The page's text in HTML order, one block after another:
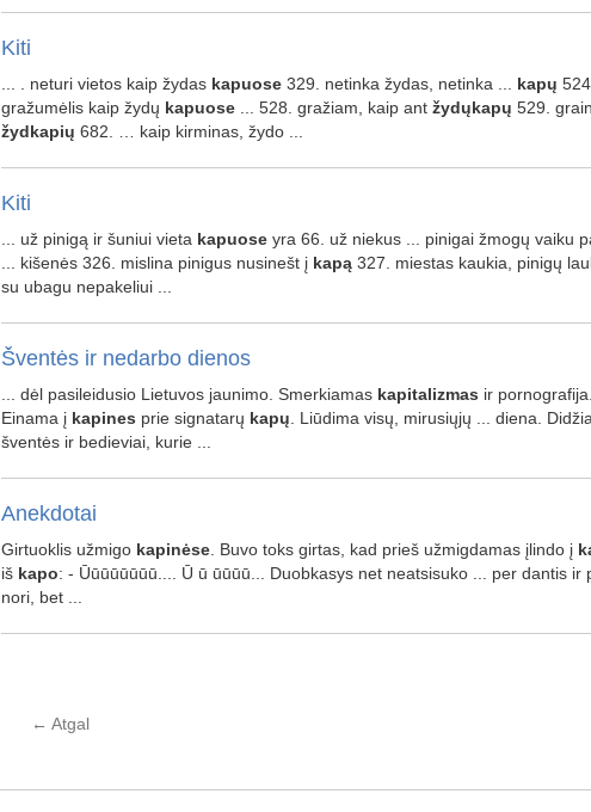
Kiti
... . neturi vietos kaip žydas kapuose329. netinka žydas, netinka ... kapų
gražumėlis kaip žydų kapuose... 528. gražiam, kaip ant žydųkapų 529.
žydkapių 682. … kaip kirminas, žydo ...
Kiti
... už pinigą ir šuniui vieta kapuoseyra 66. už niekus ... pinigai žmogų vaiku
... kišenės 326. mislina pinigus nusinešt į kapą327. miestas kaukia, pinigų
su ubagu nepakeliui ...
Šventės ir nedarbo dienos
... dėl pasileidusio Lietuvos jaunimo. Smerkiamas kapitalizmas ir
Einama į kapines prie signatarų kapų . Liūdima visų, mirusiųjų ... diena.
šventės ir bedieviai, kurie ...
Anekdotai
Girtuoklis užmigo kapinėse. Buvo toks girtas, kad prieš užmigdamas įlindo į
iš kapo: - Ūūūūūūūū.... Ū ū ūūūū... Duobkasys net neatsisuko ... per dantis ir
nori, bet ...
← Atgal